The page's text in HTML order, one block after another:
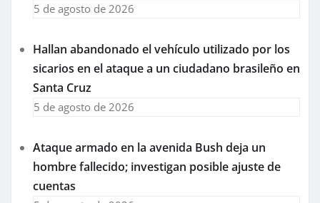
5 de agosto de 2026
Hallan abandonado el vehículo utilizado por los
sicarios en el ataque a un ciudadano brasileño en
Santa Cruz
5 de agosto de 2026
Ataque armado en la avenida Bush deja un
hombre fallecido; investigan posible ajuste de
cuentas